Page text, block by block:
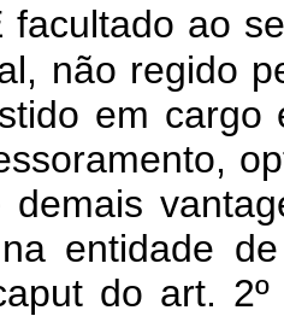
facultado ao
não regido
em
demais
entidade
do art.